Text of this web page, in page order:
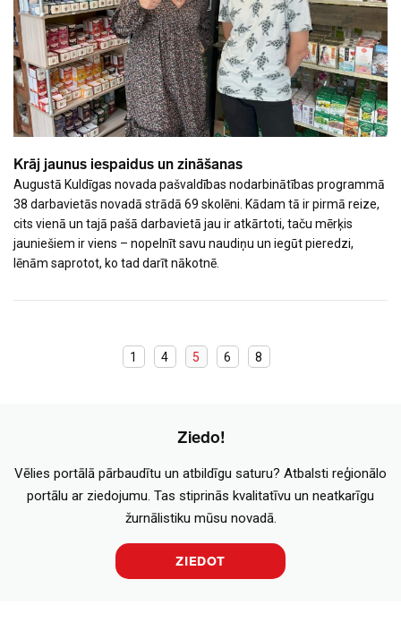
Krāj jaunus iespaidus un zināšanas
Augustā Kuldīgas novada pašvaldības nodarbinātības programmā
38 darbavietās novadā strādā 69 skolēni. Kādam tā ir pirmā reize,
cits vienā un tajā pašā darbavietā jau ir atkārtoti, taču mērķis
jauniešiem ir viens – nopelnīt savu naudiņu un iegūt pieredzi,
lēnām saprotot, ko tad darīt nākotnē.
1 4 5 6 8
Ziedo!
Vēlies portālā pārbaudītu un atbildīgu saturu? Atbalsti reģionālo
portālu ar ziedojumu. Tas stiprinās kvalitatīvu un neatkarīgu
žurnālistiku mūsu novadā.
ZIEDOT